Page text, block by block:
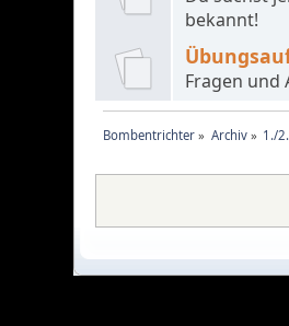
bekannt!
Fragen und
Bombentrichter» Archiv» 1./